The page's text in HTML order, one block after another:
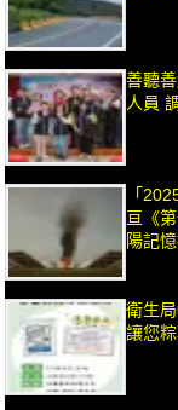
善聽
人員
「
亘《
陽記
衛生
讓您